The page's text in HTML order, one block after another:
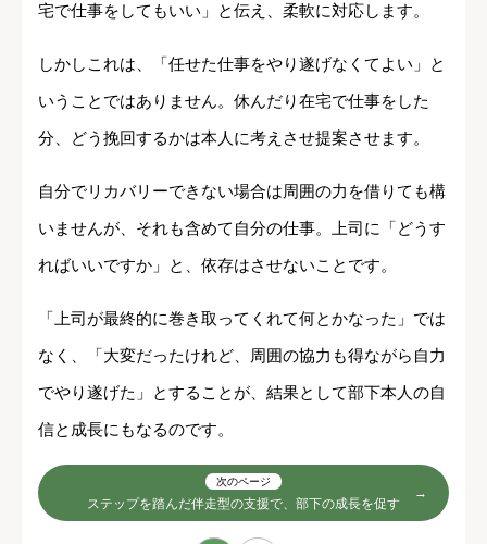
宅で仕事をしてもいい」と伝え、柔軟に対応します。
しかしこれは、「任せた仕事をやり遂げなくてよい」と
いうことではありません。休んだり在宅で仕事をした
分、どう挽回するかは本人に考えさせ提案させます。
自分でリカバリーできない場合は周囲の力を借りても構
いませんが、それも含めて自分の仕事。上司に「どうす
ればいいですか」と、依存はさせないことです。
「上司が最終的に巻き取ってくれて何とかなった」では
なく、「大変だったけれど、周囲の協力も得ながら自力
でやり遂げた」とすることが、結果として部下本人の自
信と成長にもなるのです。
次のページ
ステップを踏んだ伴走型の支援で、部下の成長を促す